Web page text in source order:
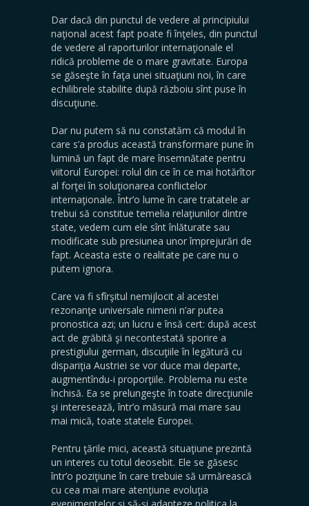
Dar dacă din punctul de vedere al principiului
naţional acest fapt poate fi înţeles, din punctul
de vedere al raporturilor internaţionale el
ridică probleme de o mare gravitate. Europa
se găseşte în faţa unei situaţiuni noi, în care
echilibrele stabilite după războiu sînt puse în
discuţiune.
Dar nu putem să nu constatăm că modul în
care s’a produs această transformare pune în
lumină un fapt de mare însemnătate pentru
viitorul Europei: rolul din ce în ce mai hotărîtor
al forţei în soluţionarea conflictelor
internaţionale. Într’o lume în care tratatele ar
trebui să constitue temelia relaţiunilor dintre
state, vedem cum ele sînt înlăturate sau
modificate sub presiunea unor împrejurări de
fapt. Aceasta este o realitate pe care nu o
putem ignora.
Care va fi sfîrşitul nemijlocit al acestei
rezonanţe universale nimeni n’ar putea
pronostica azi; un lucru e însă cert: după acest
act de grăbită şi necontestată sporire a
prestigiului german, discuţiile în legătură cu
dispariţia Austriei se vor duce mai departe,
augmentîndu-i proporţiile. Problema nu este
închisă. Ea se prelungeşte în toate direcţiunile
şi interesează, într’o măsură mai mare sau
mai mică, toate statele Europei.
Pentru ţările mici, această situaţiune prezintă
un interes cu totul deosebit. Ele se găsesc
într’o poziţiune în care trebuie să urmărească
cu cea mai mare atenţiune evoluţia
evenimentelor şi să-şi adapteze politica la